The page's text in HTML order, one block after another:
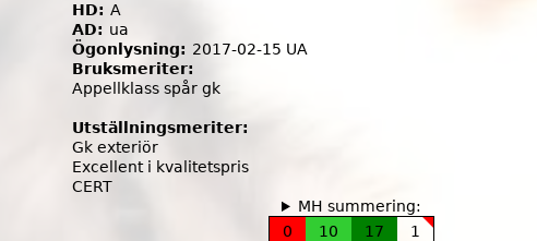
HD: A
AD: ua
Ögonlysning: 2017-02-15 UA
Bruksmeriter:
Appellklass spår gk
Utställningsmeriter:
Gk exteriör
Excellent i kvalitetspris
CERT
MH summering:
0
10 17 1